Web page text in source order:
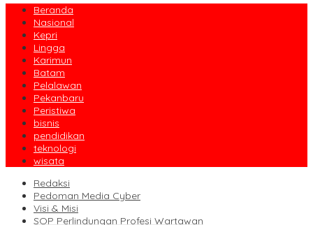
Beranda
Nasional
Kepri
Lingga
Karimun
Batam
Pelalawan
Pekanbaru
Peristiwa
bisnis
pendidikan
teknologi
wisata
Redaksi
Pedoman Media Cyber
Visi & Misi
SOP Perlindungan Profesi Wartawan